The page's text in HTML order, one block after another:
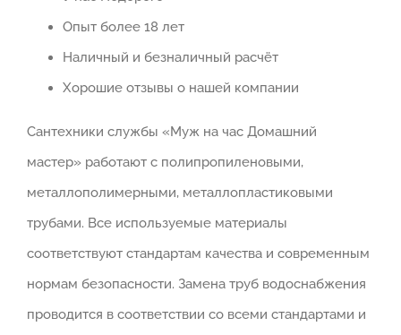
Опыт более 18 лет
Наличный и безналичный расчёт
Хорошие отзывы о нашей компании
Сантехники службы «Муж на час Домашний
мастер» работают с полипропиленовыми,
металлополимерными, металлопластиковыми
трубами. Все используемые материалы
соответствуют стандартам качества и современным
нормам безопасности. Замена труб водоснабжения
проводится в соответствии со всеми стандартами и